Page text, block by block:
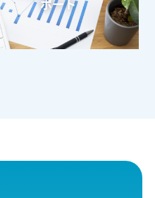
ポート